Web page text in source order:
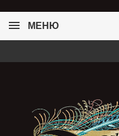
МЕНЮ